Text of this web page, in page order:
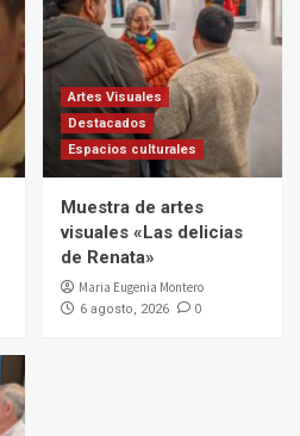
Artes Visuales
Destacados
Espacios culturales
Muestra de artes
visuales «Las delicias
de Renata»
Maria Eugenia Montero
6 agosto, 2026 0